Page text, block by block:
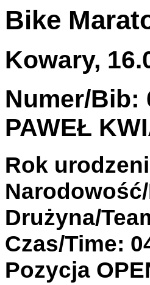
Bike
Kowary,
Numer/Bib:
PAWEŁ
Rok
Drużyna/
Czas/Time:
Pozycja